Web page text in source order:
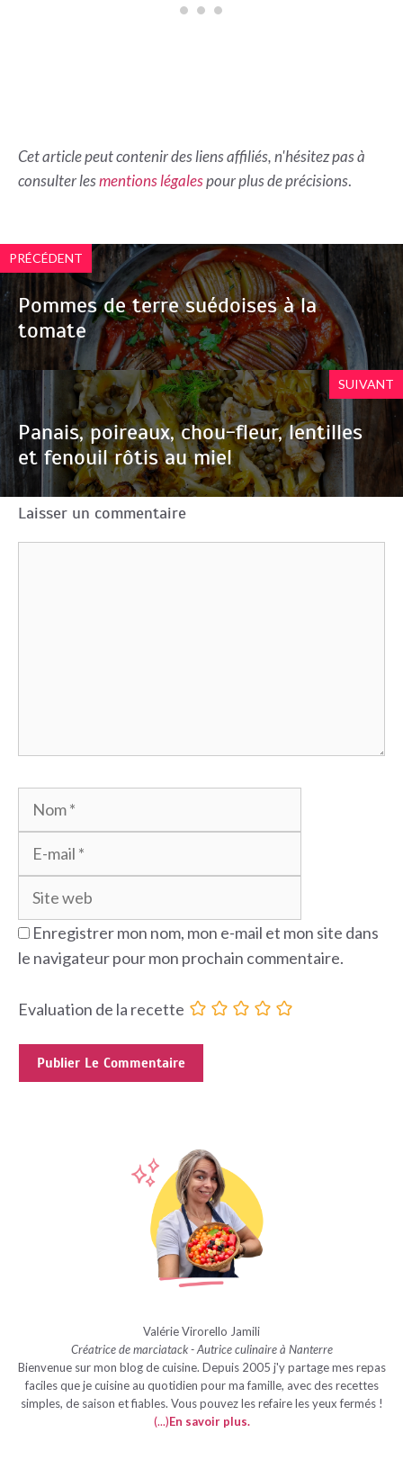
Cet article peut contenir des liens affiliés, n'hésitez pas à
consulter lesmentions légalespour plus de précisions.
PRÉCÉDENT
Pommes de terre suédoises à la
tomate
SUIVANT
Panais, poireaux, chou-fleur, lentilles
et fenouil rôtis au miel
Laisser un commentaire
Nom
Enregistrer mon nom, mon e-mail et mon site dans
le navigateur pour mon prochain commentaire.
Evaluation de la recette
Valérie Virorello Jamili
Créatrice de marciatack - Autrice culinaire à Nanterre
Bienvenue sur mon blog de cuisine. Depuis 2005 j'y partage mes repas
faciles que je cuisine au quotidien pour ma famille, avec des recettes
simples, de saison et fiables. Vous pouvez les refaire les yeux fermés !
(...)En savoir plus.